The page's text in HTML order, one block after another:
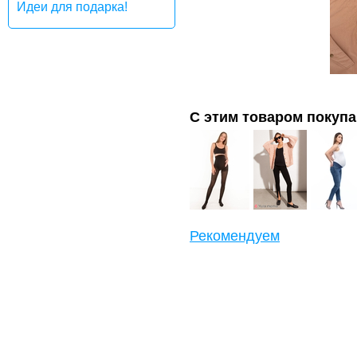
Идеи для подарка!
С этим товаром
Рекомендуем